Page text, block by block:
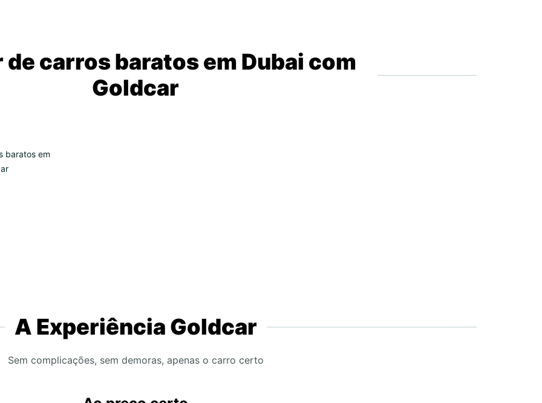
carros baratos em Dubai com
Goldcar
baratos em
A Experiência Goldcar
Sem complicações, sem demoras, apenas o carro certo